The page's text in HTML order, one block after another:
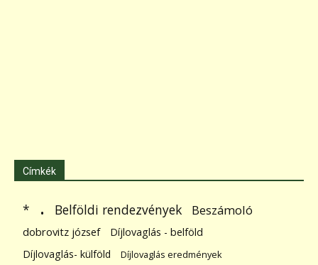
Címkék
* . Belföldi rendezvények Beszámoló
dobrovitz józsef
Díjlovaglás - belföld
Díjlovaglás- külföld
Díjlovaglás eredmények